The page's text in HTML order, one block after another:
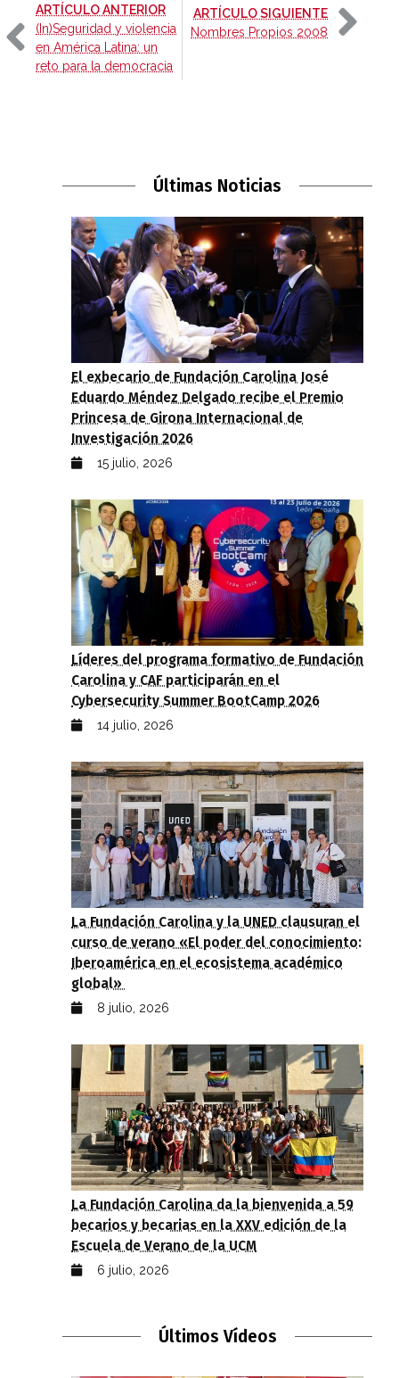
ARTÍCULO ANTERIOR-
(In)Seguridad y violencia
en América Latina: un
reto para la democracia
ARTÍCULO SIGUIENTE-
Nombres Propios 2008
Últimas Noticias
El exbecario de Fundación Carolina José
Eduardo Méndez Delgado recibe el Premio
Princesa de Girona Internacional de
Investigación 2026
15 julio, 2026
Líderes del programa formativo de Fundación
Carolina y CAF participarán en el
Cybersecurity Summer BootCamp 2026
14 julio, 2026
La Fundación Carolina y la UNED clausuran el
curso de verano «El poder del conocimiento:
Iberoamérica en el ecosistema académico
global»
8 julio, 2026
La Fundación Carolina da la bienvenida a 59
becarios y becarias en la XXV edición de la
Escuela de Verano de la UCM
6 julio, 2026
Últimos Vídeos